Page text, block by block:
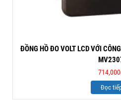
ĐỒNG HỒ ĐO VOLT LCD VỚI
714,000
Đọc